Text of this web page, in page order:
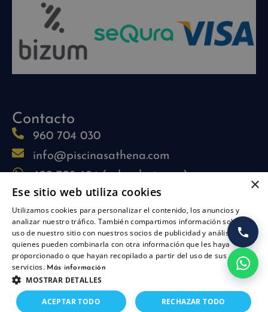
Contacto
960 704 030
info@piscinasathena.com
622 708 694 (solo whatsapp)
L-V: 09:30h-13:30h
L-J: 15:30h-17:30h
Síguenos
×
Ese sitio web utiliza cookies
Utilizamos cookies para personalizar el contenido, los anuncios y
analizar nuestro tráfico. También compartimos información sobre su
uso de nuestro sitio con nuestros socios de publicidad y análisis,
quienes pueden combinarla con otra información que les haya
proporcionado o que hayan recopilado a partir del uso de sus
servicios. Más información
MOSTRAR DETALLES
ACEPTAR TODO RECHAZAR TODO